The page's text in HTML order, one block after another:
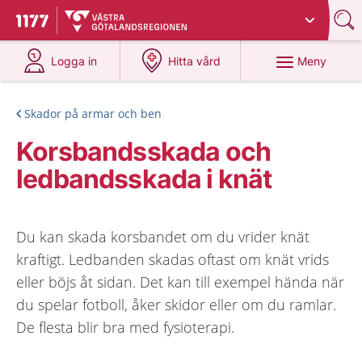
Till startsidan för 1177
Du har valt region
Logga in
på 1177.se
Hitta vård
på 1177.se
Meny
Skador på armar och ben
Korsbandsskada och
ledbandsskada i knät
Du kan skada korsbandet om du vrider knät
kraftigt. Ledbanden skadas oftast om knät vrids
eller böjs åt sidan. Det kan till exempel hända när
du spelar fotboll, åker skidor eller om du ramlar.
De flesta blir bra med fysioterapi.